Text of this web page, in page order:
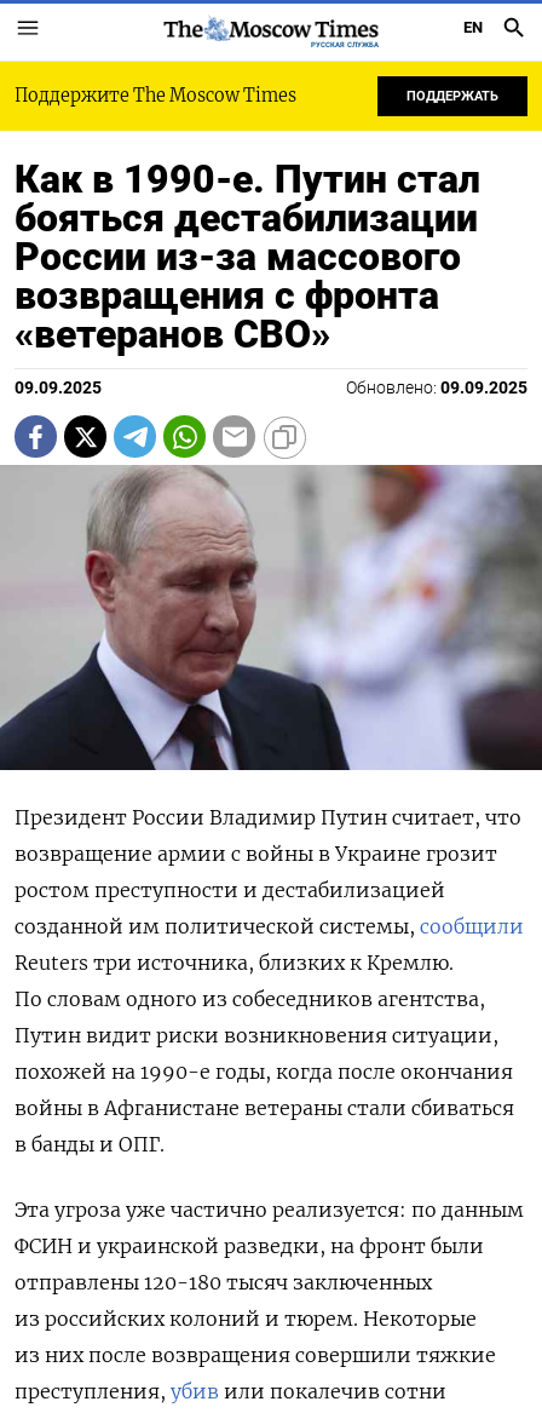
РУССКАЯ СЛУЖБА
EN
Поддержите The Moscow Times ПОДДЕРЖАТЬ
Как в 1990-е. Путин стал
бояться дестабилизации
России из-за массового
возвращения с фронта
«ветеранов СВО»
09.09.2025 Обновлено: 09.09.2025
Президент России Владимир Путин считает, что
возвращение армии с войны в Украине грозит
ростом преступности и дестабилизацией
созданной им политической системы, сообщили
Reuters три источника, близких к Кремлю.
По словам одного из собеседников агентства,
Путин видит риски возникновения ситуации,
похожей на 1990-е годы, когда после окончания
войны в Афганистане ветераны стали сбиваться
в банды и ОПГ.
Эта угроза уже частично реализуется: по данным
ФСИН и украинской разведки, на фронт были
отправлены 120-180 тысяч заключенных
из российских колоний и тюрем. Некоторые
из них после возвращения совершили тяжкие
преступления, убив или покалечив сотни